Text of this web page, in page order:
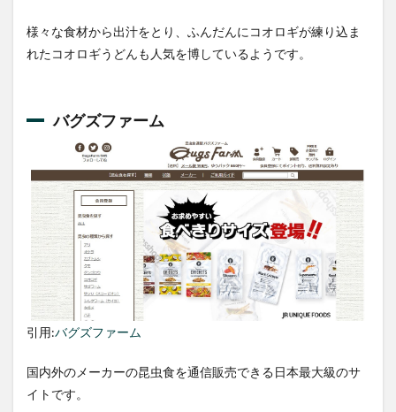
様々な食材から出汁をとり、ふんだんにコオロギが練り込ま
れたコオロギうどんも人気を博しているようです。
バグズファーム
引用:バグズファーム
国内外のメーカーの昆虫食を通信販売できる日本最大級のサ
イトです。